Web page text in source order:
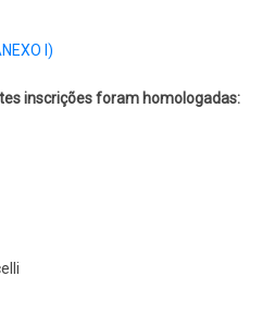
I)
inscrições foram homologadas: